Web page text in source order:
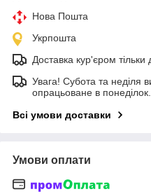
Нова Пошта
Укрпошта
Доставка кур'єром тільки
Увага! Субота та неділя
опрацьоване в понеділок.
Всі умови доставки
Умови оплати